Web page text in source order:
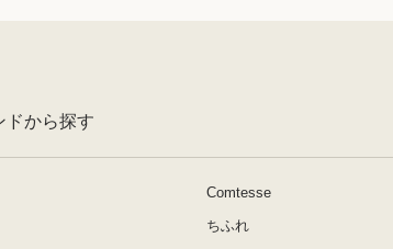
ドから探す
Comtesse
ちふれ